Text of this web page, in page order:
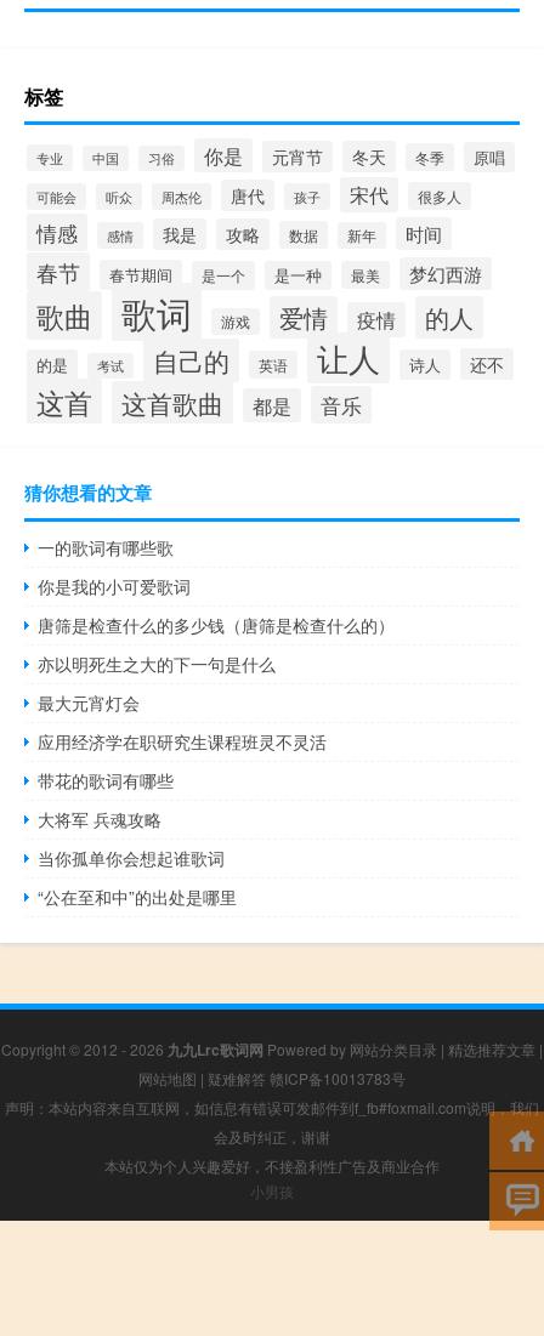
标签
专业 中国 习俗 你是 元宵节 冬天 冬季 原唱
可能会 听众 周杰伦 唐代 孩子 宋代 很多人
情感 感情 我是 攻略 数据 新年 时间
春节 春节期间 是一个 是一种 最美 梦幻西游
歌曲 歌词 游戏 爱情 疫情 的人
的是 考试 自己的 英语 让人 诗人 还不
这首 这首歌曲 都是 音乐
猜你想看的文章
一的歌词有哪些歌
你是我的小可爱歌词
唐筛是检查什么的多少钱（唐筛是检查什么的）
亦以明死生之大的下一句是什么
最大元宵灯会
应用经济学在职研究生课程班灵不灵活
带花的歌词有哪些
大将军 兵魂攻略
当你孤单你会想起谁歌词
“公在至和中”的出处是哪里
Copyright © 2012 - 2026 九九Lrc歌词网 Powered by 网站分类目录 | 精选推荐文章 |
网站地图 | 疑难解答 赣ICP备10013783号
声明：本站内容来自互联网，如信息有错误可发邮件到f_fb#foxmail.com说明，我们
会及时纠正，谢谢
本站仅为个人兴趣爱好，不接盈利性广告及商业合作
小男孩